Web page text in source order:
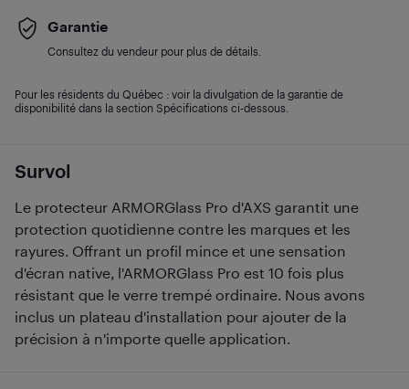
Survol
Le protecteur ARMORGlass Pro d'AXS garantit une
protection quotidienne contre les marques et les
rayures. Offrant un profil mince et une sensation
d'écran native, l'ARMORGlass Pro est 10 fois plus
résistant que le verre trempé ordinaire. Nous avons
inclus un plateau d'installation pour ajouter de la
précision à n'importe quelle application.
Garantie
Consultez du vendeur pour plus de détails.
Pour les résidents du Québec : voir la divulgation de la garantie de
disponibilité dans la section Spécifications ci-dessous.